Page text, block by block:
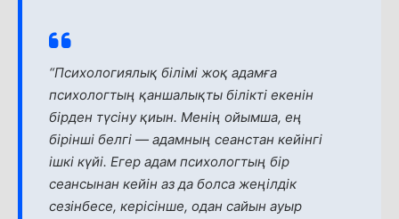
“Психологиялық білімі жоқ адамға
психологтың қаншалықты білікті екенін
бірден түсіну қиын. Менің ойымша, ең
бірінші белгі — адамның сеанстан кейінгі
ішкі күйі. Егер адам психологтың бір
сеансынан кейін аз да болса жеңілдік
сезінбесе, керісінше, одан сайын ауыр